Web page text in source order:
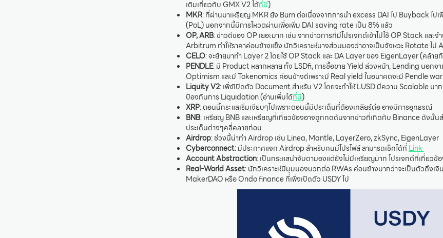
เติมเกี่ยวกับ GMX V2 ได้ที่นี่)
MKR: ที่ผ่านมาเหรียญ MKR ยัง Burn ต่อเนื่องจากการนำ excess DAI ไป Buyback ไป
(PoL) นอกจากนี้มีการโหวตผ่านเพื่อเพิ่ม DAI saving rate เป็น 8% แล้ว
OP, ARB: ข่าวดีของ OP เยอะมาก เช่น จากข่าวการที่มีโปรเจกต์เข้าไปใช้ OP Stack และ
Arbitrum ทำให้ราคาค่อนข้างแข็ง นักวิเคราะห์บางส่วนมองว่าอาจเป็นจังหวะ Rotate ไป
CELO: จะย้ายมาทำ Layer 2 โดยใช้ OP Stack และ DA Layer ของ EigenLayer (คล้า
PENDLE: มี Product หลากหลาย ทั้ง LSDfi, การซื้อขาย Yield ล่วงหน้า, Lending นอกจ
Optimism และมี Tokenomics ค่อนข้างดีเพราะมี Real yield ในอนาคตจะมี Pendle war
Liquity V2: เพิ่งเิปิดตัว Document สำหรับ V2 โดยจะทำให้ LUSD มีความ Scalable มา
ป้องกันการ Liquidation (อ่านเพิ่มได้ที่นี่)
XRP: ตอนนี้กระแสเริ่มเงียบๆไปเพราะตอนนี้มีประเด็นที่ต้องเคลียร์ต่อ อาจมีการอุทธรณ์
BNB: เหรียญ BNB และเหรียญที่เกี่ยวข้องอาจถูกกดดันจากข่าวที่เกิดกับ Binance ดังนั้น
ประเด็นต่างๆคลี่คลายก่อน
Airdrop: ช่วงนี้น่าทำ Airdrop เช่น Linea, Mantle, LayerZero, zkSync, EigenLayer
Cyberconnect:มีประกาศแจก Airdrop สำหรับคนมีโปรไฟล์ สามารถเช็คได้ที่ Link
Account Abstraction: เป็นกระแสน่าจับตามองแต่ยังไม่มีเหรียญมาก โปรเจกต์ที่เกี่ยวข้
Real-World Asset: นักวิเคราะห์มีมุมมองบวกต่อ RWAs ค่อนข้างมากว่าจะเป็นตัวดึงเงิ
MakerDAO หรือ Ondo finance ที่เพิ่งเปิดตัว USDY ไป